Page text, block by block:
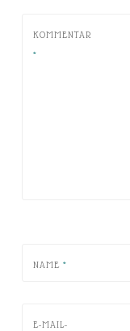
KOMMENTAR
*
NAME *
E-MAIL-